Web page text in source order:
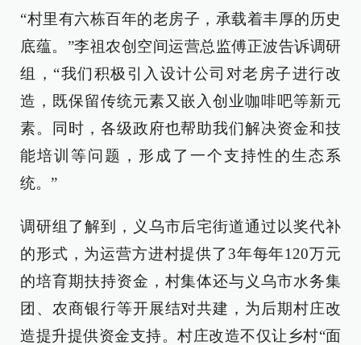
“村里有六栋百年的老房子，承载着丰厚的历史
底蕴。”李祖农创空间运营总监傅正波告诉调研
组，“我们积极引入设计公司对老房子进行改
造，既保留传统元素又嵌入创业咖啡吧等新元
素。同时，各级政府也帮助我们解决资金和技
能培训等问题，形成了一个支持性的生态系
统。”
调研组了解到，义乌市后宅街道通过以奖代补
的形式，为运营方进村提供了3年每年120万元
的培育期扶持资金，村集体还与义乌市水务集
团、农商银行等开展结对共建，为后期村庄改
造提升提供资金支持。村庄改造不仅让乡村“面